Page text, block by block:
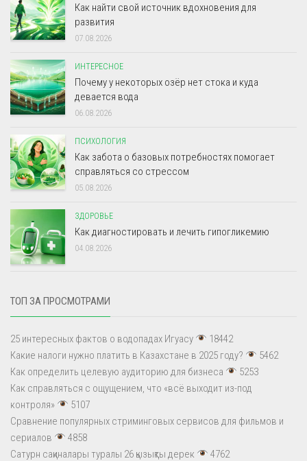
Как найти свой источник вдохновения для
развития
07.08.2026
ИНТЕРЕСНОЕ
Почему у некоторых озёр нет стока и куда
девается вода
06.08.2026
ПСИХОЛОГИЯ
Как забота о базовых потребностях помогает
справляться со стрессом
05.08.2026
ЗДОРОВЬЕ
Как диагностировать и лечить гипогликемию
04.08.2026
ТОП ЗА ПРОСМОТРАМИ
25 интересных фактов о водопадах Игуасу
18442
Какие налоги нужно платить в Казахстане в 2025 году?
5462
Как определить целевую аудиторию для бизнеса
5253
Как справляться с ощущением, что «всё выходит из-под
контроля»
5107
Сравнение популярных стриминговых сервисов для фильмов и
сериалов
4858
Сатурн сақиналары туралы 26 қызықты дерек
4762